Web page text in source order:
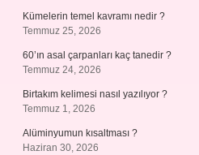
Kümelerin temel kavramı nedir ?
Temmuz 25, 2026
60’ın asal çarpanları kaç tanedir ?
Temmuz 24, 2026
Birtakım kelimesi nasıl yazılıyor ?
Temmuz 1, 2026
Alüminyumun kısaltması ?
Haziran 30, 2026